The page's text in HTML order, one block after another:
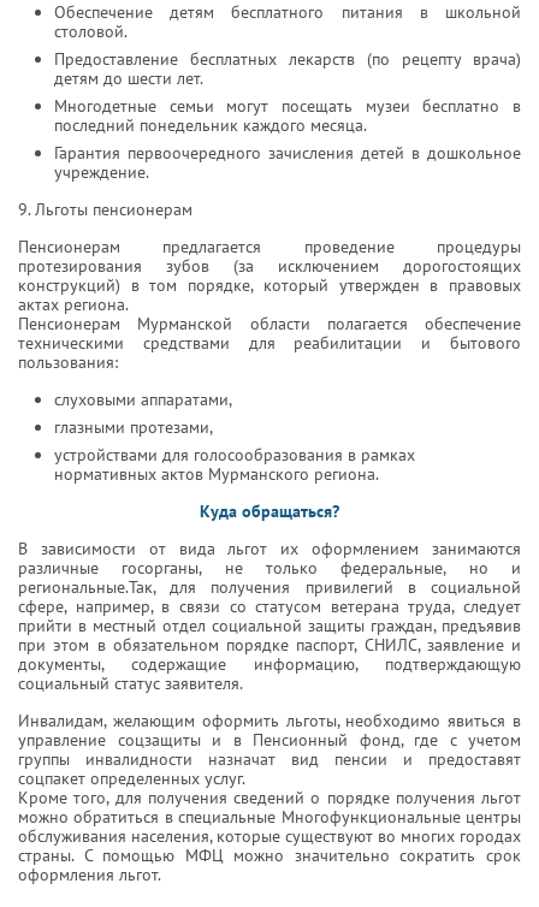
Обеспечение детям бесплатного питания в школьной
столовой.
Предоставление бесплатных лекарств (по рецепту врача)
детям до шести лет.
Многодетные семьи могут посещать музеи бесплатно в
последний понедельник каждого месяца.
Гарантия первоочередного зачисления детей в дошкольное
учреждение.
9. Льготы пенсионерам
Пенсионерам предлагается проведение процедуры
протезирования зубов (за исключением дорогостоящих
конструкций) в том порядке, который утвержден в правовых
актах региона.
Пенсионерам Мурманской области полагается обеспечение
техническими средствами для реабилитации и бытового
пользования:
слуховыми аппаратами,
глазными протезами,
устройствами для голосообразования в рамках
нормативных актов Мурманского региона.
Куда обращаться?
В зависимости от вида льгот их оформлением занимаются
различные госорганы, не только федеральные, но и
региональные.Так, для получения привилегий в социальной
сфере, например, в связи со статусом ветерана труда, следует
прийти в местный отдел социальной защиты граждан, предъявив
при этом в обязательном порядке паспорт, СНИЛС, заявление и
документы, содержащие информацию, подтверждающую
социальный статус заявителя.
Инвалидам, желающим оформить льготы, необходимо явиться в
управление соцзащиты и в Пенсионный фонд, где с учетом
группы инвалидности назначат вид пенсии и предоставят
соцпакет определенных услуг.
Кроме того, для получения сведений о порядке получения льгот
можно обратиться в специальные Многофункциональные центры
обслуживания населения, которые существуют во многих городах
страны. С помощью МФЦ можно значительно сократить срок
оформления льгот.